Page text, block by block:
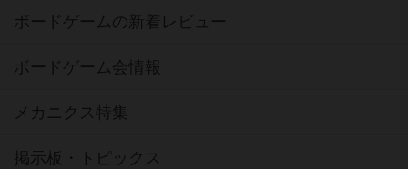
ボードゲームの新着レビュー
ボードゲーム会情報
メカニクス特集
掲示板・トピックス